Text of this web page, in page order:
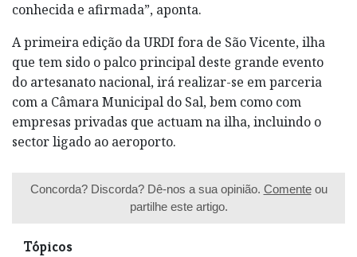
conhecida e afirmada”, aponta.
A primeira edição da URDI fora de São Vicente, ilha
que tem sido o palco principal deste grande evento
do artesanato nacional, irá realizar-se em parceria
com a Câmara Municipal do Sal, bem como com
empresas privadas que actuam na ilha, incluindo o
sector ligado ao aeroporto.
Concorda? Discorda? Dê-nos a sua opinião. Comenteou
partilhe este artigo.
Tópicos